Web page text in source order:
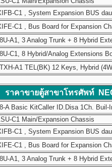
C1 , System Expansion BUS
C1 , Bus Board for Expansion
A1, 3 Analog Trunk + 8 Hybrid
C1, 8 Hybrid/Analog Extensions
A1 TEL(BK) 12 Keys, Hybrid
ราคาขายตู้สาขาโทรศัพท์
A Basic KitCaller ID.Disa 1Ch.
C1 Main/Expansion Chassis
C1 , System Expansion BUS
C1 , Bus Board for Expansion
A1, 3 Analog Trunk + 8 Hybrid